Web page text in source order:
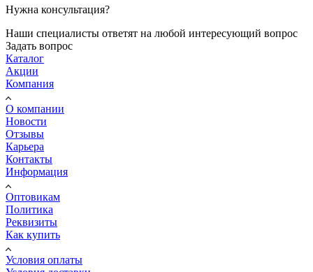
Нужна консультация?
Наши специалисты ответят на любой интересующий вопрос
Задать вопрос
Каталог
Акции
Компания
О компании
Новости
Отзывы
Карьера
Контакты
Информация
Оптовикам
Политика
Реквизиты
Как купить
Условия оплаты